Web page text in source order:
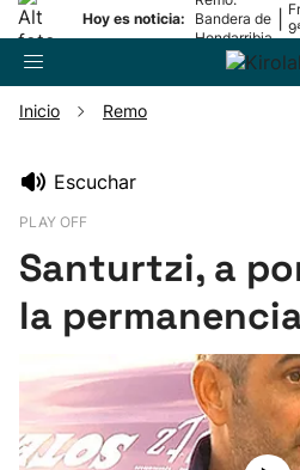
Hoy es noticia:
Bandera de
Hondarribia
Pelota
Remo
Baloncesto
Inicio Remo
Escuchar
PLAY OFF
Santurtzi, a
la